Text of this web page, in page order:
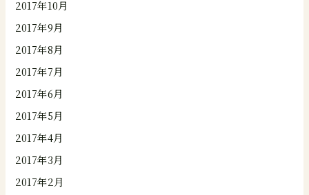
2017年10月
2017年9月
2017年8月
2017年7月
2017年6月
2017年5月
2017年4月
2017年3月
2017年2月